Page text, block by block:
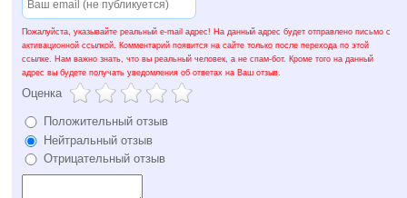
Пожалуйста, указывайте реальный e-mail адрес! На данный адрес будет отправлено письмо с
активационной ссылкой. Комментарий появится на сайте только после перехода по этой
ссылке. Нам важно знать, что вы реальный человек, а не спам-бот. Кроме того на данный
адрес вы будете получать уведомления об ответах на Ваш отзыв.
Оценка
Положительный отзыв
Нейтральный отзыв
Отрицательный отзыв